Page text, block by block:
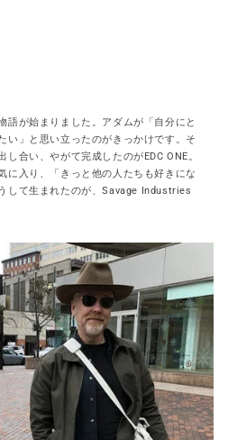
語が始まりました。アダムが「自分にと
い」と思い立ったのがきっかけです。そ
合い、やがて完成したのがEDC ONE。
に入り、「きっと他の人たちも好きにな
して生まれたのが、Savage Industries